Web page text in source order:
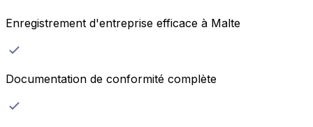
Enregistrement d'entreprise efficace à Malte
Documentation de conformité complète